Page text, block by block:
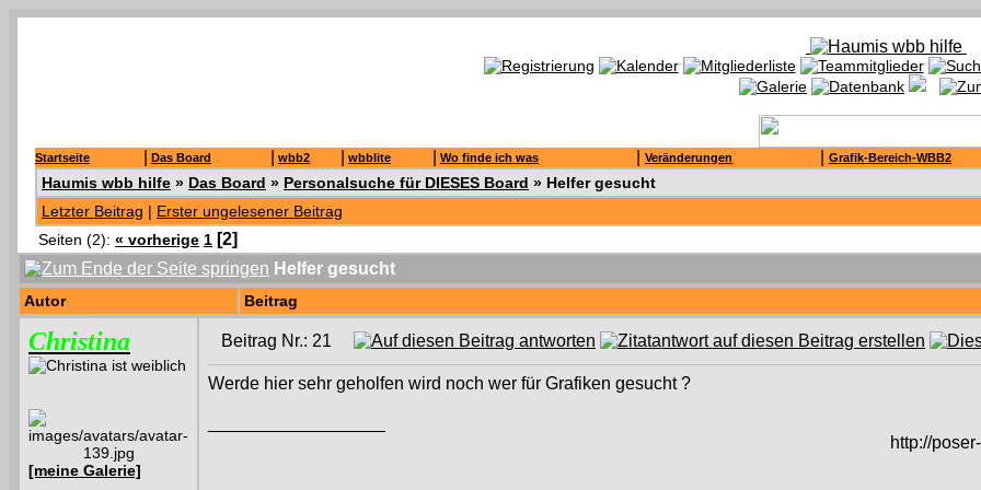
Startseite Das Board wbb2 wbblite Wo finde ich was Veränderungen Grafik-Bereich-WBB2
Haumis wbb hilfe » Das Board » Personalsuche für DIESES Board » Helfer gesucht
Letzter Beitrag | Erster ungelesener Beitrag
Seiten (2): « vorherige 1 [2]
Helfer gesucht
Autor Beitrag
Christina
[meine Galerie]
Beitrag Nr.: 21
Werde hier sehr geholfen wird noch wer für Grafiken gesucht ?
http://